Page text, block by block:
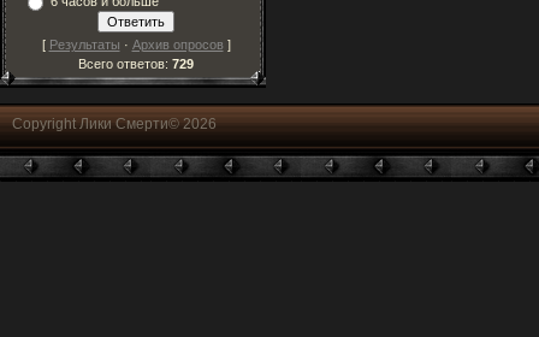
[ Результаты · Архив опросов ]
Всего ответов: 729
Copyright Лики Смерти© 2026